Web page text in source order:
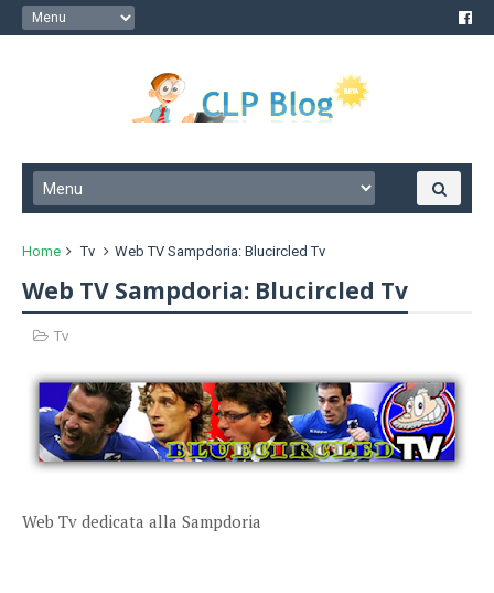
Home Tv Web TV Sampdoria: Blucircled Tv
Web TV Sampdoria: Blucircled Tv
Tv
Web Tv dedicata alla Sampdoria